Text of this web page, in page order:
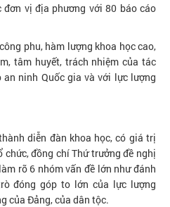
đơn vị địa phương với 80 báo cáo
phu, hàm lượng khoa học cao,
tâm huyết, trách nhiệm của tác
ninh Quốc gia và với lực lượng
diễn đàn khoa học, có giá trị
đồng chí Thứ trưởng đề nghị
rõ 6 nhóm vấn đề lớn như đánh
đóng góp to lớn của lực lượng
của Đảng, của dân tộc.